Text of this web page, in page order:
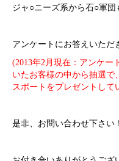
ジャ○ニーズ系から石○軍団
アンケートにお答えいただ
(2013年2月現在：アンケー
いたお客様の中から抽選で
スポートをプレゼントして
是非、お問い合わせ下さい